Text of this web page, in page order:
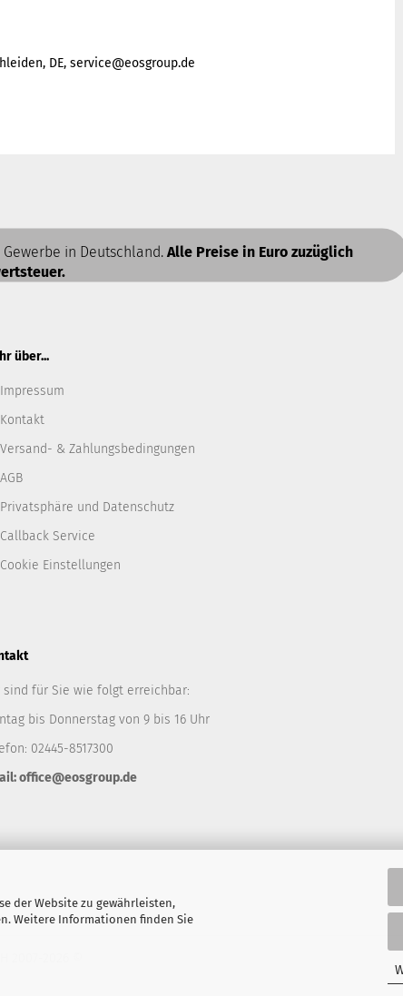
der Website zu gewährleisten,
Weitere Informationen finden Sie
DE, service@eosgroup.de
in Deutschland. Alle Preise in Euro zuzüglich
über...
Impressum
Kontakt
Versand- & Zahlungsbedingungen
AGB
Privatsphäre und Datenschutz
Callback Service
Cookie Einstellungen
sind für Sie wie folgt erreichbar:
bis Donnerstag von 9 bis 16 Uhr
02445-8517300
office@eosgroup.de